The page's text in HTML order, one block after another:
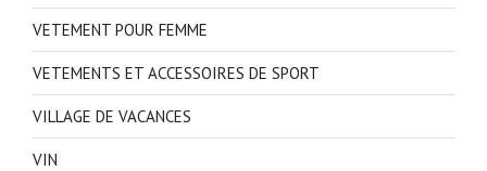
VETEMENT POUR FEMME
VETEMENTS ET ACCESSOIRES DE SPORT
VILLAGE DE VACANCES
VIN